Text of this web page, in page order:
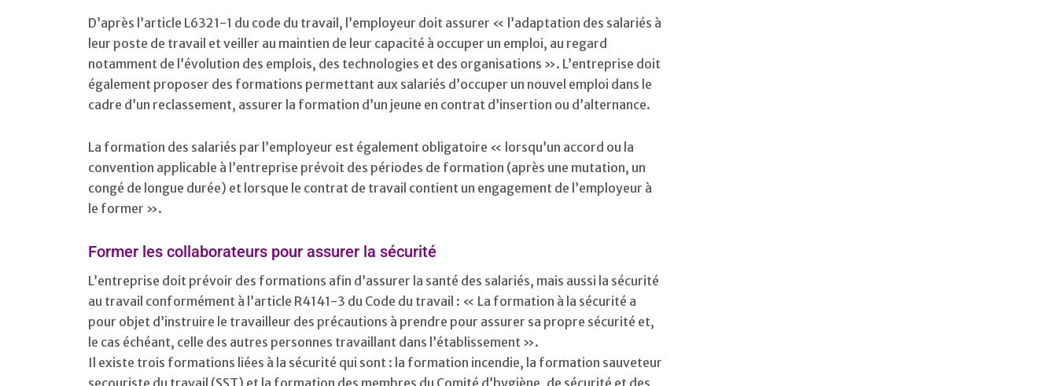
D’après l’article L6321-1 du code du travail, l’employeur doit assurer « l’adaptation des salariés à
leur poste de travail et veiller au maintien de leur capacité à occuper un emploi, au regard
notamment de l’évolution des emplois, des technologies et des organisations ». L’entreprise doit
également proposer des formations permettant aux salariés d’occuper un nouvel emploi dans le
cadre d’un reclassement, assurer la formation d’un jeune en contrat d’insertion ou d’alternance.
La formation des salariés par l’employeur est également obligatoire « lorsqu’un accord ou la
convention applicable à l’entreprise prévoit des périodes de formation (après une mutation, un
congé de longue durée) et lorsque le contrat de travail contient un engagement de l’employeur à
le former ».
Former les collaborateurs pour assurer la sécurité
L’entreprise doit prévoir des formations afin d’assurer la santé des salariés, mais aussi la sécurité
au travail conformément à l’article R4141-3 du Code du travail : « La formation à la sécurité a
pour objet d’instruire le travailleur des précautions à prendre pour assurer sa propre sécurité et,
le cas échéant, celle des autres personnes travaillant dans l’établissement ».
Il existe trois formations liées à la sécurité qui sont : la formation incendie, la formation sauveteur